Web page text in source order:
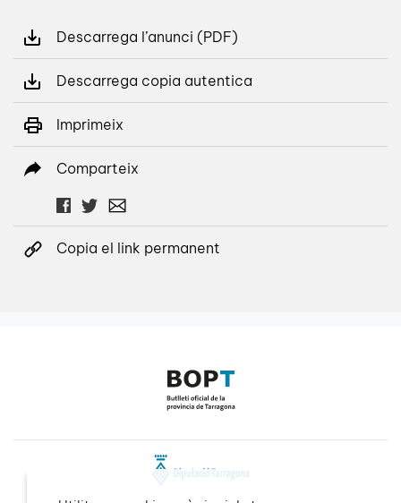
Descarrega l’anunci (PDF)
Descarrega copia autentica
Imprimeix
Comparteix
Copia el link permanent